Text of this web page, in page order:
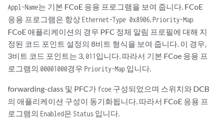
                fcoe-trusted;
            }
            vlan fcoe-vlan {
                examine-fip {
                    fc-map 0x0EFC03;
                }
            }
        Code Point          Admin Mode
          000                 Disabled
          001                 Disabled
          010                 Disabled
          100                 Disabled
          011                 Enabled
          110                 Disabled
          111                 Disabled
Appl-Name는 기본 FCoE 응용 프로그램을 보여 줍니다. FCoE
응용 프로그램은 항상Ethernet-Type 0x8906 Priority-Map
FCoE 애플리케이션의 경우 PFC 정체 알림 프로필에 대해 지
정된 코드 포인트 설정의 8비트 형식을 보여 줍니다. 이 경우,
3비트 코드 포인트는 3, 011입니다. 따라서 기본 FCoe 응용 프
로그램의 00001000경우 Priority-Map 입니다.
forwarding-class 및 PFC가 fcoe 구성되었으며 스위치와 DCB
의 애플리케이션 구성이 동기화됩니다. 따라서 FCoE 응용 프
로그램의 Enabled은 Status 입니다.